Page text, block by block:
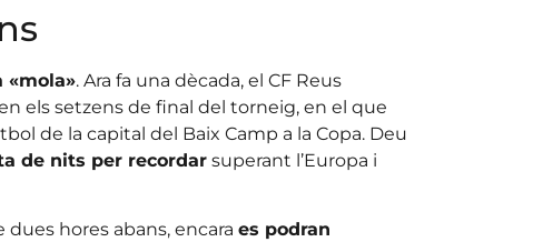
«mola». Ara fa una dècada, el CF Reus
els setzens de final del torneig, en el que
de la capital del Baix Camp a la Copa. Deu
de nits per recordarsuperant l’Europa i
dues hores abans, encara es podran